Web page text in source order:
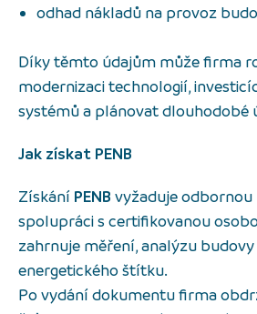
odhad nákladů na provoz
Díky těmto údajům může firma
modernizaci technologií,
systémů a plánovat dlouhodobé
Jak získat PENB
Získání PENB vyžaduje odbornou
spolupráci s certifikovanou
zahrnuje měření, analýzu
energetického štítku.
Po vydání dokumentu firma